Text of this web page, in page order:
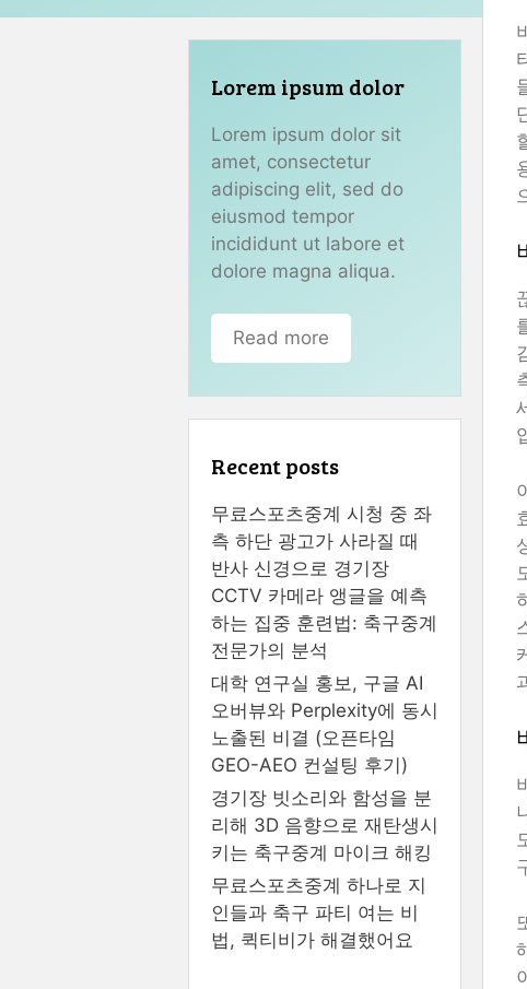
Lorem ipsum dolor
Lorem ipsum dolor sit
amet, consectetur
adipiscing elit, sed do
eiusmod tempor
incididunt ut labore et
dolore magna aliqua.
Read more
Recent posts
무료스포츠중계 시청 중 좌
측 하단 광고가 사라질 때
반사 신경으로 경기장
CCTV 카메라 앵글을 예측
하는 집중 훈련법: 축구중계
전문가의 분석
대학 연구실 홍보, 구글 AI
오버뷰와 Perplexity에 동시
노출된 비결 (오픈타임
GEO-AEO 컨설팅 후기)
경기장 빗소리와 함성을 분
리해 3D 음향으로 재탄생시
키는 축구중계 마이크 해킹
무료스포츠중계 하나로 지
인들과 축구 파티 여는 비
법, 퀵티비가 해결했어요